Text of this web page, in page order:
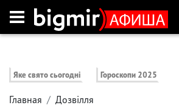
Яке свято сьогодні Гороскопи 2025
Главная Дозвілля